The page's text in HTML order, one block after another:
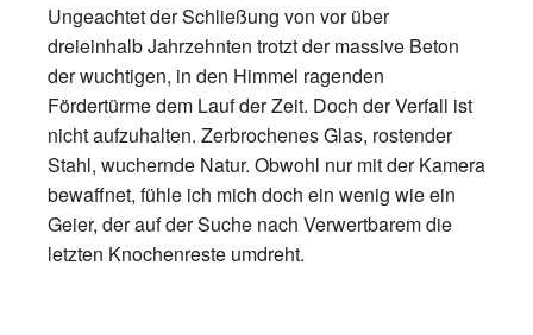
Ungeachtet der Schließung von vor über
dreieinhalb Jahrzehnten trotzt der massive Beton
der wuchtigen, in den Himmel ragenden
Fördertürme dem Lauf der Zeit. Doch der Verfall ist
nicht aufzuhalten. Zerbrochenes Glas, rostender
Stahl, wuchernde Natur. Obwohl nur mit der Kamera
bewaffnet, fühle ich mich doch ein wenig wie ein
Geier, der auf der Suche nach Verwertbarem die
letzten Knochenreste umdreht.